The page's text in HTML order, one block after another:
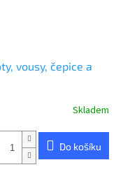
vousy, čepice a
Skladem
Do košíku